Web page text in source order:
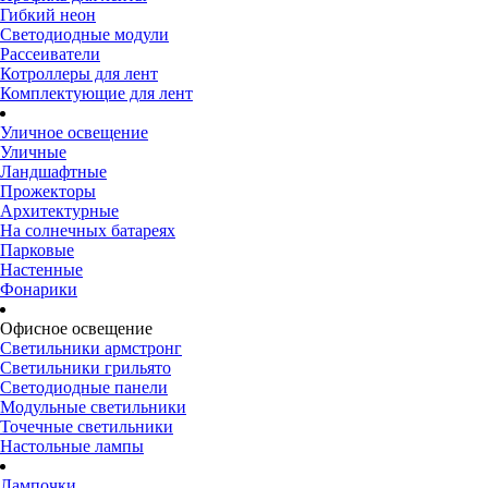
Гибкий неон
Светодиодные модули
Рассеиватели
Котроллеры для лент
Комплектующие для лент
Уличное освещение
Уличные
Ландшафтные
Прожекторы
Архитектурные
На солнечных батареях
Парковые
Настенные
Фонарики
Офисное освещение
Светильники армстронг
Светильники грильято
Светодиодные панели
Модульные светильники
Точечные светильники
Настольные лампы